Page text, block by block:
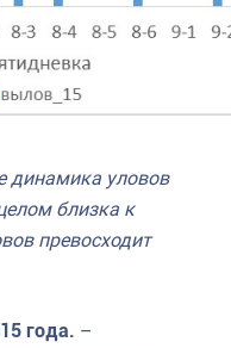
динамика уловов
близка к
превосходит
года. –